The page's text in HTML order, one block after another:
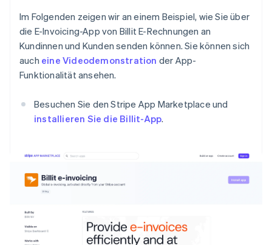
Im Folgenden zeigen wir an einem Beispiel, wie Sie über
die E-Invoicing-App von Billit E-Rechnungen an
Kundinnen und Kunden senden können. Sie können sich
auch eine Videodemonstration der App-
Funktionalität ansehen.
Besuchen Sie den Stripe App Marketplace und
installieren Sie die Billit-App.